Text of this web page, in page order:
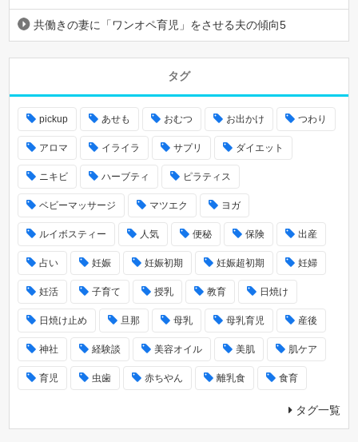
共働きの妻に「ワンオペ育児」をさせる夫の傾向5
タグ
pickup あせも おむつ お出かけ つわり
アロマ イライラ サプリ ダイエット
ニキビ ハーブティ ピラティス
ベビーマッサージ マツエク ヨガ
ルイボスティー 人気 便秘 保険 出産
占い 妊娠 妊娠初期 妊娠超初期 妊婦
妊活 子育て 授乳 教育 日焼け
日焼け止め 旦那 母乳 母乳育児 産後
神社 経験談 美容オイル 美肌 肌ケア
育児 虫歯 赤ちやん 離乳食 食育
タグ一覧